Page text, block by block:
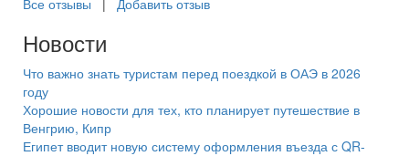
Все отзывы | Добавить отзыв
Новости
Что важно знать туристам перед поездкой в ОАЭ в 2026
году
Хорошие новости для тех, кто планирует путешествие в
Венгрию, Кипр
Египет вводит новую систему оформления въезда с QR-